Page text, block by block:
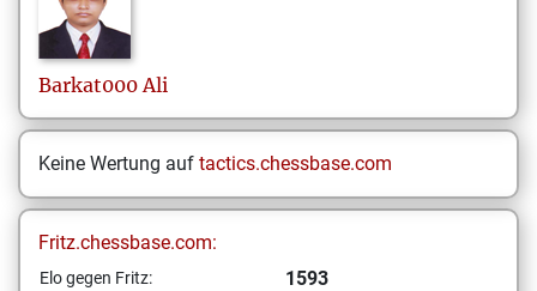
Barkat000 Ali
Keine Wertung auf tactics.chessbase.com
Fritz.chessbase.com:
Elo gegen Fritz: 1593